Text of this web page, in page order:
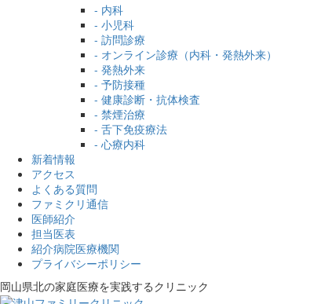
- 内科
- 小児科
- 訪問診療
- オンライン診療（内科・発熱外来）
- 発熱外来
- 予防接種
- 健康診断・抗体検査
- 禁煙治療
- 舌下免疫療法
- 心療内科
新着情報
アクセス
よくある質問
ファミクリ通信
医師紹介
担当医表
紹介病院医療機関
プライバシーポリシー
岡山県北の家庭医療を実践するクリニック